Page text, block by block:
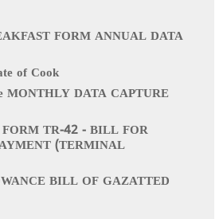
FORM ANNUAL DATA
of Cook
MONTHLY DATA CAPTURE
FORM TR-42 - BILL FOR
(TERMINAL
BILL OF GAZATTED